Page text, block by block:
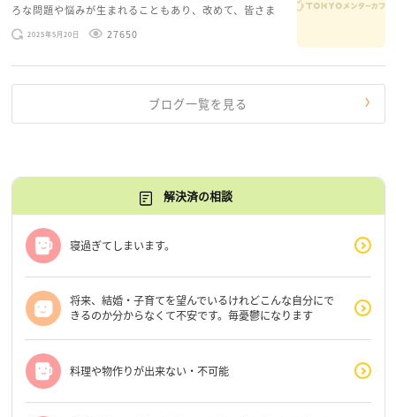
ろな問題や悩みが生まれることもあり、改めて、皆さま
のお悩みを読みながら 「みんな、もがいてる。わたし
だけじゃないんだな」と、逆に励まされるような日々で
2025年5月20日 27650
ブログ一覧を見る
解決済の相談
寝過ぎてしまいます。
将来、結婚・子育てを望んでいるけれどこんな自分にで
きるのか分からなくて不安です。毎憂鬱になります
料理や物作りが出来ない・不可能